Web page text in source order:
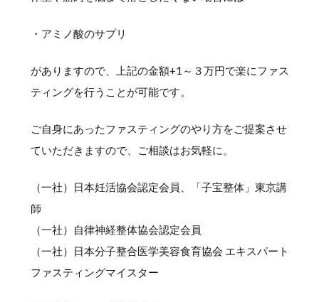
・アミノ酸のサプリ
がありますので、上記の金額+1～３万円で楽にファス
ティングを行うことが可能です。
ご自身にあったファスティングのやり方をご提案させ
ていただきますので、ご相談はお気軽に。
（一社）日本妊活協会認定会員、「子宝整体」東京講
師
（一社）自律神経整体協会認定会員
（一社）日本分子整合医学美容食育協会 エキスパート
ファスティングマイスター